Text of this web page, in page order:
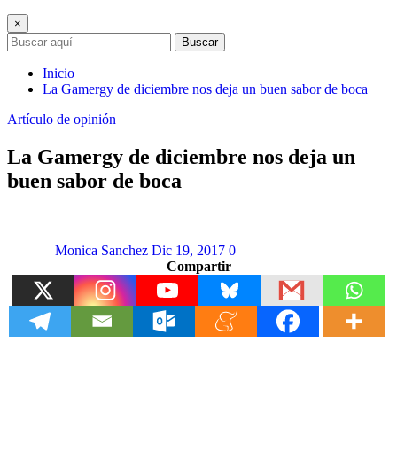
×
Buscar
Inicio
La Gamergy de diciembre nos deja un buen sabor de boca
Artículo de opinión
La Gamergy de diciembre nos deja un
buen sabor de boca
Monica Sanchez Dic 19, 2017 0
Compartir